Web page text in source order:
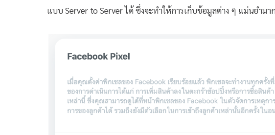
แบบ Server to Server ได้ ซึ่งจะทำให้การเก็บข้อมูลต่าง ๆ แม่นยำมา